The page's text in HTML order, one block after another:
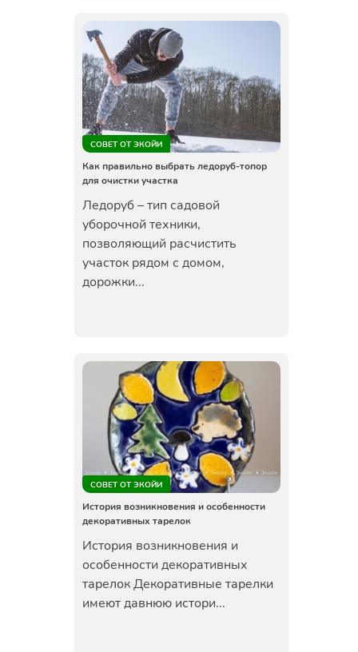
СОВЕТ ОТ ЭКОЙИ
Как правильно выбрать ледоруб-топор
для очистки участка
Ледоруб – тип садовой
уборочной техники,
позволяющий расчистить
участок рядом с домом,
дорожки...
СОВЕТ ОТ ЭКОЙИ
История возникновения и особенности
декоративных тарелок
История возникновения и
особенности декоративных
тарелок Декоративные тарелки
имеют давнюю истори...